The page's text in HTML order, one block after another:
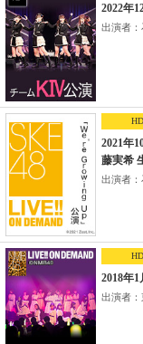
2022年
出演者：
HD
2021年
藤実希
出演者：
HD
2018年
出演者：